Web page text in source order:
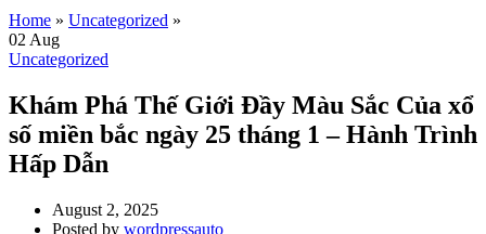
Home » Uncategorized »
02 Aug
Uncategorized
Khám Phá Thế Giới Đầy Màu Sắc Của xổ
số miền bắc ngày 25 tháng 1 – Hành Trình
Hấp Dẫn
August 2, 2025
Posted by wordpressauto